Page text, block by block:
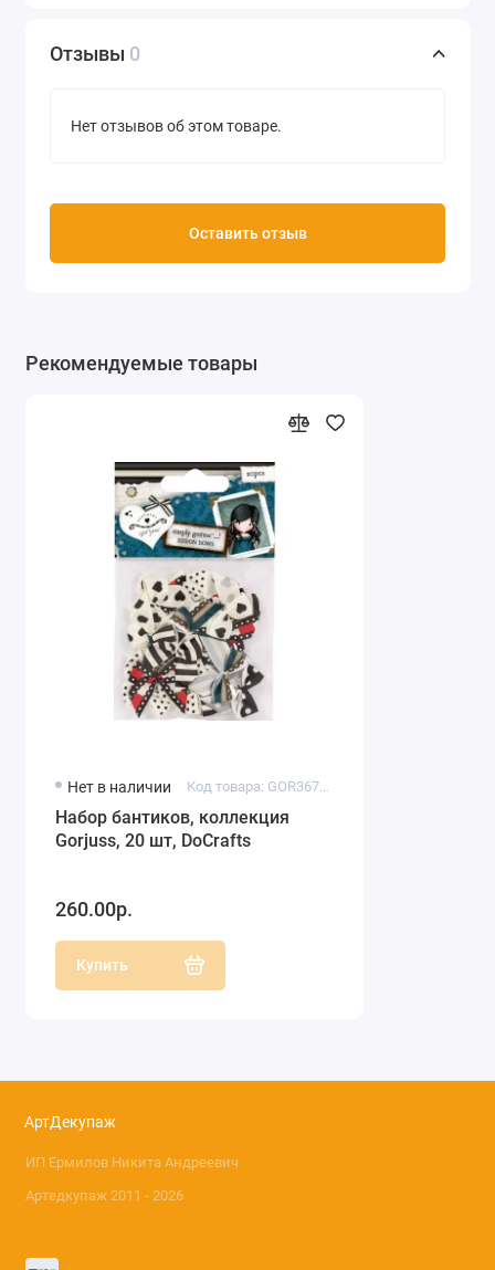
Отзывы 0
Нет отзывов об этом товаре.
Оставить отзыв
Рекомендуемые товары
Нет в наличии Код товара: GOR367201
Набор бантиков, коллекция
Gorjuss, 20 шт, DoCrafts
260.00р.
Купить
АртДекупаж
ИП Ермилов Никита Андреевич
Артедкупаж 2011 - 2026